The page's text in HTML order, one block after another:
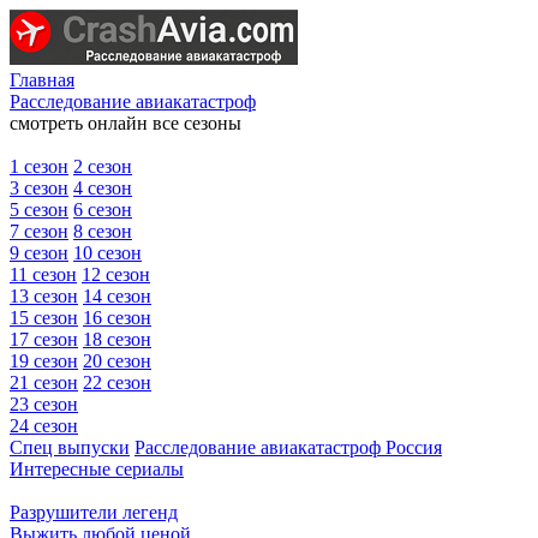
Главная
Расследование авиакатастроф
смотреть онлайн все сезоны
1 сезон 2 сезон
3 сезон 4 сезон
5 сезон 6 сезон
7 сезон 8 сезон
9 сезон 10 сезон
11 сезон 12 сезон
13 сезон 14 сезон
15 сезон 16 сезон
17 сезон 18 сезон
19 сезон 20 сезон
21 сезон 22 сезон
23 сезон
24 сезон
Спец выпуски Расследование авиакатастроф Россия
Интересные сериалы
Разрушители легенд
Выжить любой ценой